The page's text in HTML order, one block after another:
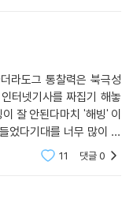
은 대규모 정유 회사가
오일은 지금의 구글, 애
가는 이랬을 것이다. “스
되었는데, 석유 경제가
의 미래를 희망적으로 본
가 시간이 흐르면서 아
가서 전 세계로 확장되었
있던 ‘부의 공식’들이 모
세대가 앞뒤 가리지 않
그 결과는 어떤가. 잠시
로 먼 미래를 바라보고
.
를 복구하는 동시에 1인
등 사회의 악재가 폭발적
속적인 인구 감소, 가파
라도그 통찰력은 북극성
터넷기사를 짜집기 해놓
잘 안된다마치 '해빙' 이
었다기대를 너무 많이 한
다시 책을 써주셔주길 간
11 댓글0